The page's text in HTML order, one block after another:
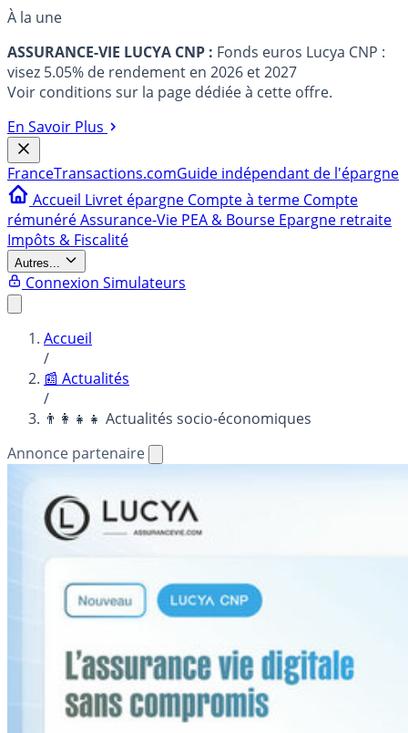
À la une
ASSURANCE-VIE LUCYA CNP : Fonds euros Lucya CNP :
visez 5.05% de rendement en 2026 et 2027
Voir conditions sur la page dédiée à cette offre.
En Savoir Plus
FranceTransactions.comGuide indépendant de l'épargne
Accueil Livret épargne Compte à terme Compte
rémunéréAssurance-Vie PEA & Bourse Epargne retraite
Impôts & Fiscalité
Autres...
Connexion Simulateurs
Accueil
/
📰 Actualités
/
👨‍👩‍👧‍👧 Actualités socio-économiques
Annonce partenaire